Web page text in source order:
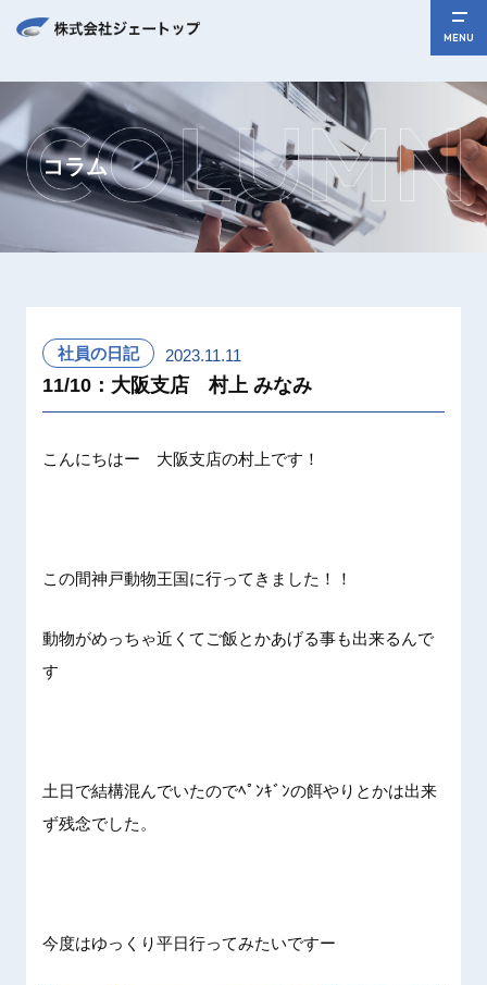
MENU
コラム
社員の日記 2023.11.11
11/10：大阪支店 村上 みなみ
こんにちはー 大阪支店の村上です！
この間神戸動物王国に行ってきました！！
動物がめっちゃ近くてご飯とかあげる事も出来るんで
す
土日で結構混んでいたのでﾍﾟﾝｷﾞﾝの餌やりとかは出来
ず残念でした。
今度はゆっくり平日行ってみたいですー